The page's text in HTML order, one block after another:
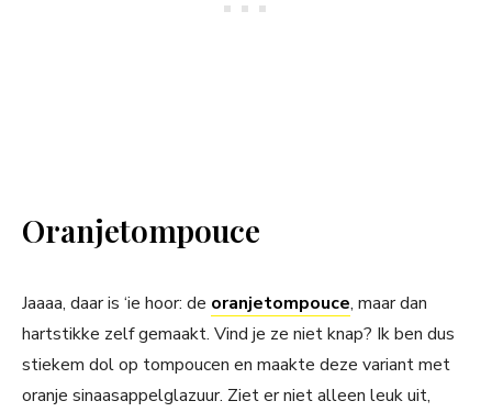
Oranjetompouce
Jaaaa, daar is ‘ie hoor: de oranjetompouce, maar dan
hartstikke zelf gemaakt. Vind je ze niet knap? Ik ben dus
stiekem dol op tompoucen en maakte deze variant met
oranje sinaasappelglazuur. Ziet er niet alleen leuk uit,